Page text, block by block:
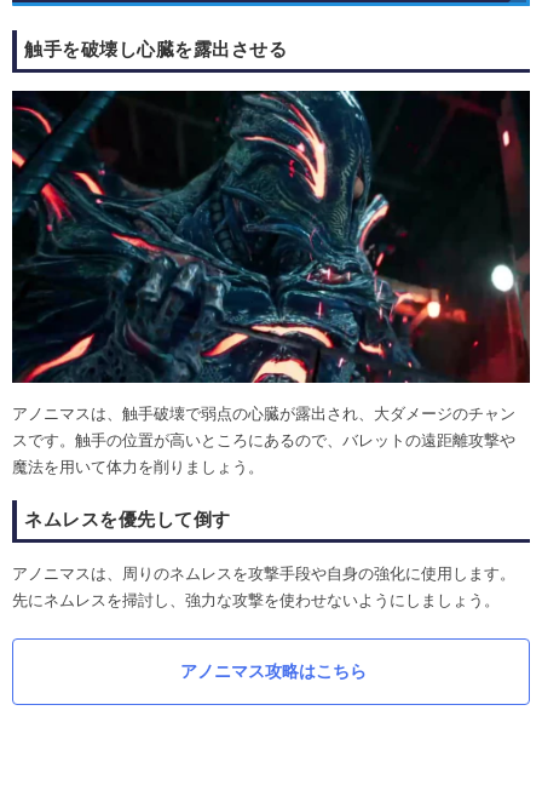
触手を破壊し心臓を露出させる
アノニマスは、触手破壊で弱点の心臓が露出され、大ダメージのチャン
スです。触手の位置が高いところにあるので、バレットの遠距離攻撃や
魔法を用いて体力を削りましょう。
ネムレスを優先して倒す
アノニマスは、周りのネムレスを攻撃手段や自身の強化に使用します。
先にネムレスを掃討し、強力な攻撃を使わせないようにしましょう。
アノニマス攻略はこちら